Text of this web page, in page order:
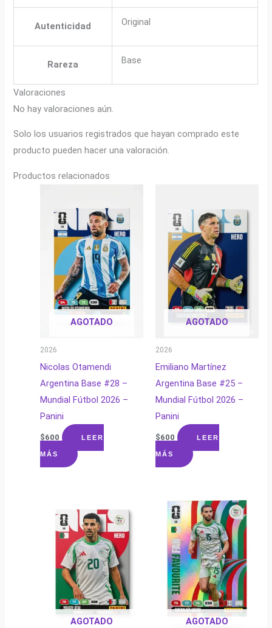
Autenticidad Original
Rareza Base
Valoraciones
No hay valoraciones aún.
Solo los usuarios registrados que hayan comprado este
producto pueden hacer una valoración.
Productos relacionados
AGOTADO
2026
Nicolas Otamendi
Argentina Base #28 –
Mundial Fútbol 2026 –
Panini
$600 LEER
MÁS
AGOTADO
2026
Emiliano Martínez
Argentina Base #25 –
Mundial Fútbol 2026 –
Panini
$600 LEER
MÁS
AGOTADO AGOTADO